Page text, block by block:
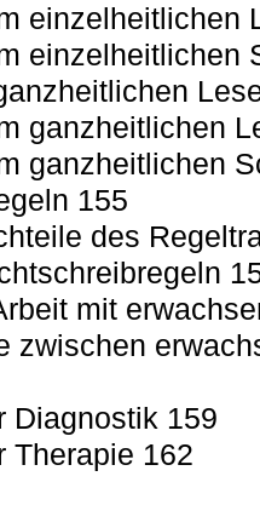
einzelheitlichen
einzelheitlichen
ganzheitlichen
ganzheitlichen
155
des
mit
zwischen
Diagnostik 159
Therapie 162